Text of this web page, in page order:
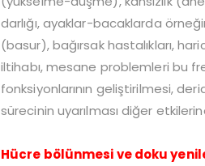
darlığı, ayaklar-bacaklarda
(basur), bağırsak hastalıkları,
iltihabı, mesane problemleri bu
fonksiyonlarının geliştirilmesi,
sürecinin uyarılması diğer
Hücre bölünmesi ve doku